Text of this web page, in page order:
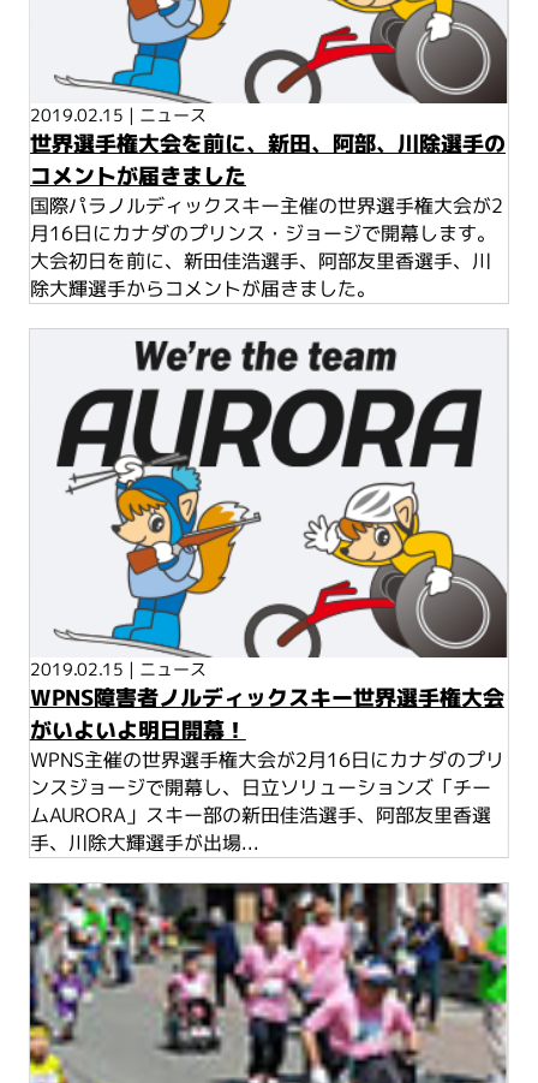
2019.02.15 | ニュース
世界選手権大会を前に、新田、阿部、川除選手の
コメントが届きました
国際パラノルディックスキー主催の世界選手権大会が2
月16日にカナダのプリンス・ジョージで開幕します。
大会初日を前に、新田佳浩選手、阿部友里香選手、川
除大輝選手からコメントが届きました。
2019.02.15 | ニュース
WPNS障害者ノルディックスキー世界選手権大会
がいよいよ明日開幕！
WPNS主催の世界選手権大会が2月16日にカナダのプリ
ンスジョージで開幕し、日立ソリューションズ「チー
ムAURORA」スキー部の新田佳浩選手、阿部友里香選
手、川除大輝選手が出場...